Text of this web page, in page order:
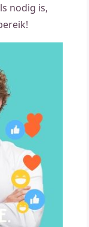
nodig is,